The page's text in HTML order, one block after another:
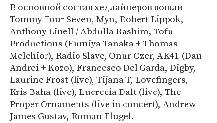
В основной состав хедлайнеров вошли
Tommy Four Seven, Myn, Robert Lippok,
Anthony Linell / Abdulla Rashim, Tofu
Productions (Fumiya Tanaka + Thomas
Melchior), Radio Slave, Onur Ozer, AK41 (Dan
Andrei + Kozo), Francesco Del Garda, Digby,
Laurine Frost (live), Tijana T, Lovefingers,
Kris Baha (live), Lucrecia Dalt (live), The
Proper Ornaments (live in concert), Andrew
James Gustav, Roman Flugel.